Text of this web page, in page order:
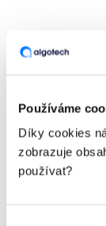
Používáme
Díky cookies
zobrazuje
používat?